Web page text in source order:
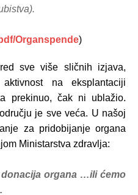
Organspende)
sve više sličnih izjava,
na eksplantaciji
prekinuo, čak ni ublažio.
je sve veća. U našoj
za pridobijanje organa
Ministarstva zdravlja:
organa …ili ćemo